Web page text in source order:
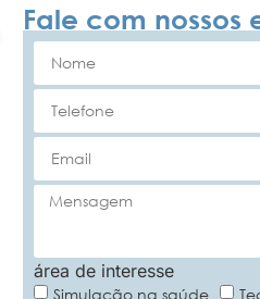
Fale com nossos
área de interesse
Simulação na saúde